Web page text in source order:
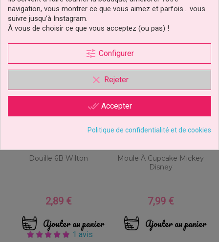
Douille 6B Wilton
Prix
2,89 €
Ajouter au panier
1 avis
Moule À Cupcake Mickey
Disney
Prix
7,99 €
Ajouter au panier
prix doux !
navigation, vous montrer ce que vous aimez et parfois… vous
suivre jusqu’à Instagram.
À vous de choisir ce que vous acceptez (ou pas) !
tune Configurer
clear Rejeter
done_all Accepter
Politique de confidentialité et de cookies